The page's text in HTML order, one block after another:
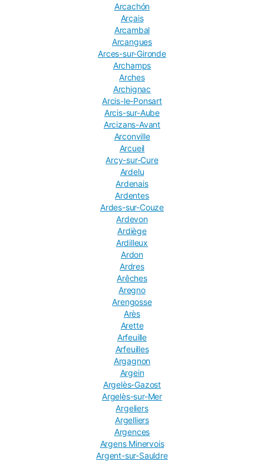
Arcachón
Arçais
Arcambal
Arcangues
Arces-sur-Gironde
Archamps
Arches
Archignac
Arcis-le-Ponsart
Arcis-sur-Aube
Arcizans-Avant
Arconville
Arcueil
Arcy-sur-Cure
Ardelu
Ardenais
Ardentes
Ardes-sur-Couze
Ardevon
Ardiège
Ardilleux
Ardon
Ardres
Arêches
Aregno
Arengosse
Arès
Arette
Arfeuille
Arfeuilles
Argagnon
Argein
Argelès-Gazost
Argelès-sur-Mer
Argeliers
Argelliers
Argences
Argens Minervois
Argent-sur-Sauldre